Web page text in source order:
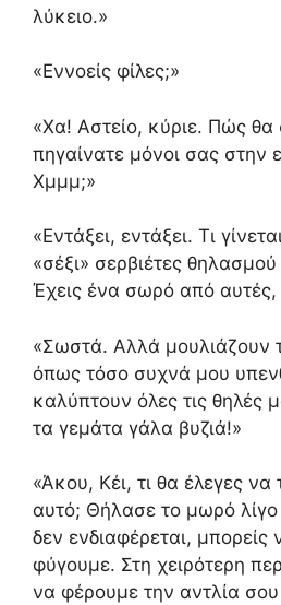
λύκειο.»
«Εννοείς φίλες;»
«Χα! Αστείο, κύριε. Πώς
πηγαίνατε μόνοι σας
Χμμμ;»
«Εντάξει, εντάξει. Τι
«σέξι» σερβιέτες
Έχεις ένα σωρό από
«Σωστά. Αλλά μουλιάζουν
όπως τόσο συχνά μου
καλύπτουν όλες τις θηλές
τα γεμάτα γάλα βυζιά!»
«Άκου, Κέι, τι θα έλεγες
αυτό; Θήλασε το μωρό
δεν ενδιαφέρεται, μπορείς
φύγουμε. Στη χειρότερη
να φέρουμε την αντλία